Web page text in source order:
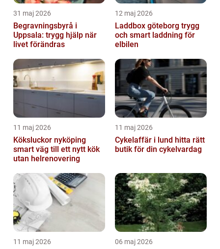
31 maj 2026
Begravningsbyrå i
Uppsala: trygg hjälp när
livet förändras
12 maj 2026
Laddbox göteborg trygg
och smart laddning för
elbilen
11 maj 2026
Köksluckor nyköping
smart väg till ett nytt kök
utan helrenovering
11 maj 2026
Cykelaffär i lund hitta rätt
butik för din cykelvardag
11 maj 2026 06 maj 2026